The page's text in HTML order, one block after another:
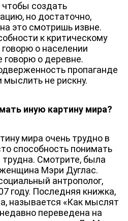
чтобы создать
но достаточно,
это смотришь извне.
к критическому
о населении
говорю о деревне.
пропаганде
мыслить не рискну.
иную картину мира?
мира очень трудно в
способность понимать
трудна. Смотрите, была
Мэри Дуглас.
антрополог,
году. Последняя книжка,
называется «Как мыслят
переведена на